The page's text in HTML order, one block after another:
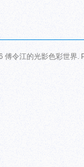
傅令江的光影色彩世界.